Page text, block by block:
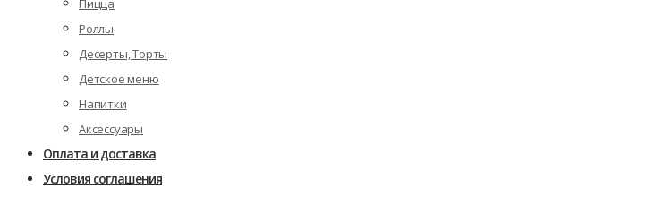
Пицца
Роллы
Десерты, Торты
Детское меню
Напитки
Аксессуары
Оплата и доставка
Условия соглашения